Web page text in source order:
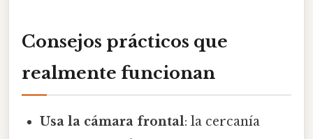
Consejos prácticos que
realmente funcionan
Usa la cámara frontal: la cercanía